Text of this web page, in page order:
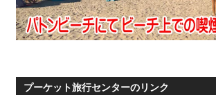
プーケット旅行センターのリンク